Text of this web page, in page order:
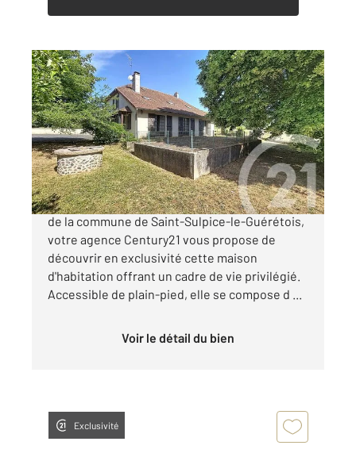
ST SULPICE LE GUERETOIS 23
201,80 m2, 7 pièces
Ref : 3175
Maison à vendre
141 000 €
Située au cœur d'un village calme et agréable
de la commune de Saint-Sulpice-le-Guérétois,
votre agence Century21 vous propose de
découvrir en exclusivité cette maison
d'habitation offrant un cadre de vie privilégié.
Accessible de plain-pied, elle se compose d ...
Voir le détail du bien
Exclusivité